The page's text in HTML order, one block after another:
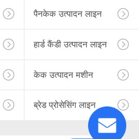
पैनकेक उत्पादन लाइन
हार्ड कैंडी उत्पादन लाइन
केक उत्पादन मशीन
ब्रेड प्रोसेसिंग लाइन